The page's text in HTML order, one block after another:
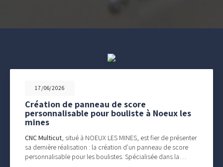
17/06/2026
Création de panneau de score
personnalisable pour bouliste à Noeux les
mines
CNC Multicut, situé à NOEUX LES MINES, est fier de présenter
sa dernière réalisation : la création d'un panneau de score
personnalisable pour les boulistes. Spécialisée dans la…